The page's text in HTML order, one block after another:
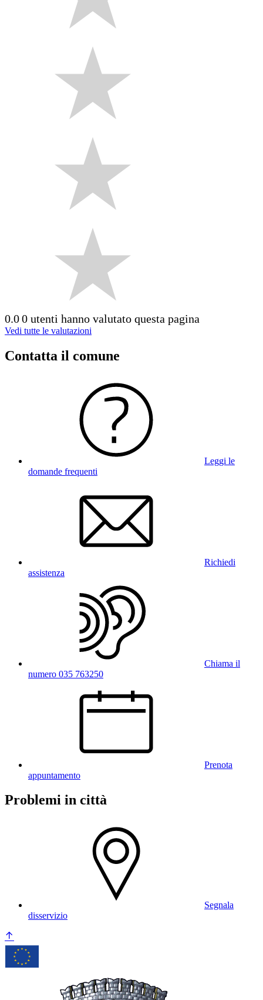
0.00 utenti hanno valutato questa pagina
Vedi tutte le valutazioni
Contatta il comune
Leggi le
domande frequenti
Richiedi
assistenza
Chiama il
numero 035 763250
Prenota
appuntamento
Problemi in città
Segnala
disservizio